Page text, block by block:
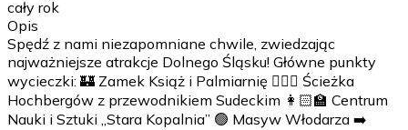
cały rok
Opis
Spędź z nami niezapomniane chwile, zwiedzając
najważniejsze atrakcje Dolnego Śląsku! Główne punkty
wycieczki: 🏰 Zamek Książ i Palmiarnię 🚶🏻‍♀️ Ścieżka
Hochbergów z przewodnikiem Sudeckim 👩🏻‍🏫 Centrum
Nauki i Sztuki „Stara Kopalnia” 🟢 Masyw Włodarza ➡️